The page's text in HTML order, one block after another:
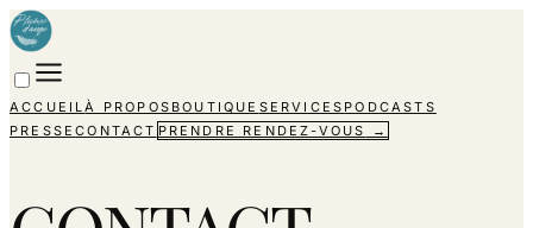
ACCUEILÀ PROPOS BOUTIQUE SERVICES PODCASTS
PRESSECONTACT PRENDRE RENDEZ-VOUS →